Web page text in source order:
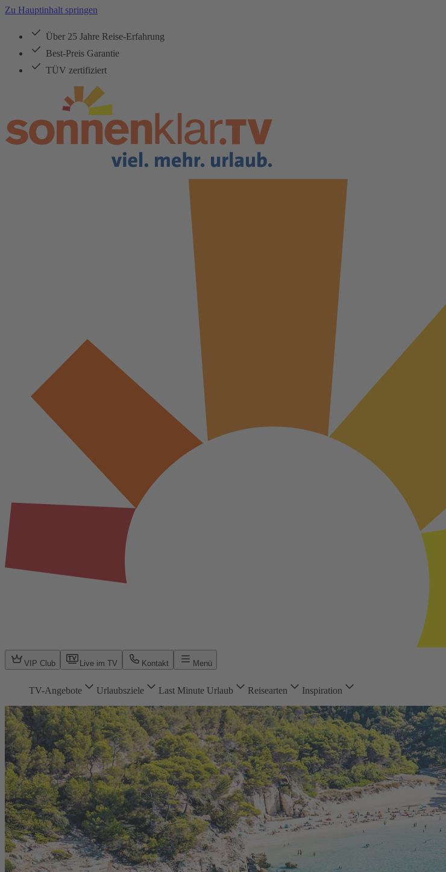
Zu Hauptinhalt springen
Über 25 Jahre Reise-Erfahrung
Best-Preis Garantie
TÜV zertifiziert
VIP Club Live im TV Kontakt Menü
TV-Angebote Urlaubsziele Last Minute Urlaub Reisearten Inspiration